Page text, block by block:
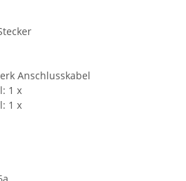
Anschlusskabel
1 x
1 x